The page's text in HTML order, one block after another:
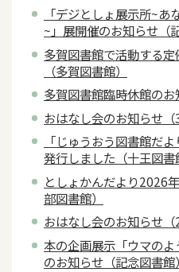
「デジとしょ展示所~
~」展開催のお知らせ（
多賀図書館で活動する
（多賀図書館）
多賀図書館臨時休館のお
おはなし会のお知らせ（
「じゅうおう図書館だ
発行しました（十王図書
としょかんだより2026
部図書館）
おはなし会のお知らせ（
本の企画展示「ウマの
のお知らせ（記念図書館）